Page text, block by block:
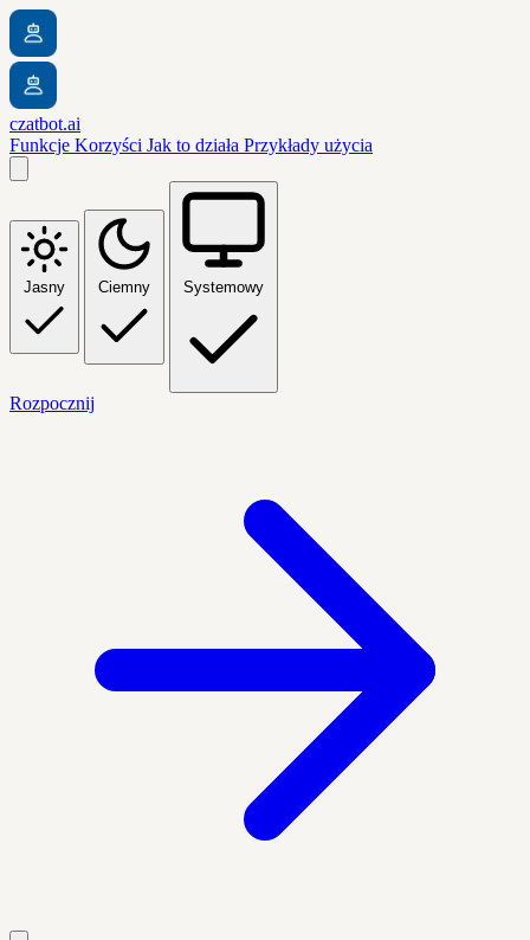
czatbot.ai
Funkcje Korzyści Jak to działa Przykłady użycia
Jasny Ciemny Systemowy
Rozpocznij